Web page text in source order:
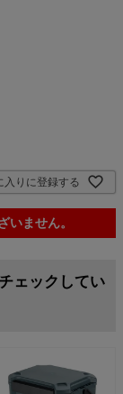
入りに登録する
いません。
ェックしてい